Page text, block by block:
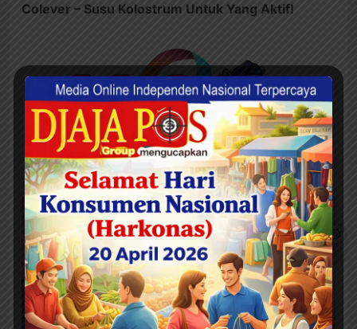
Colever – Susu Kolostrum Untuk Yang Aktif!